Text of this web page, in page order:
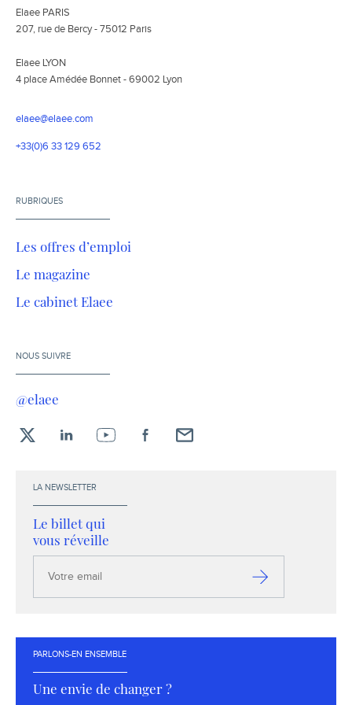
Elaee PARIS
207, rue de Bercy - 75012 Paris
Elaee LYON
4 place Amédée Bonnet - 69002 Lyon
elaee@elaee.com
+33(0)6 33 129 652
RUBRIQUES
Les offres d’emploi
Le magazine
Le cabinet Elaee
NOUS SUIVRE
@elaee
LA NEWSLETTER
Le billet qui
vous réveille
email
S’inscrire
PARLONS-EN ENSEMBLE
Une envie de changer ?